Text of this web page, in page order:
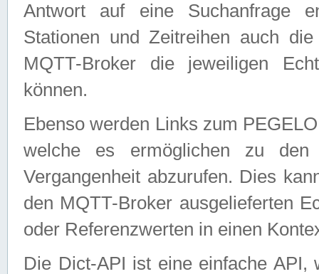
Antwort auf eine Suchanfrage
Stationen und Zeitreihen auch
MQTT-Broker die jeweiligen
können.
Ebenso werden Links zum
welche es ermöglichen zu den
Vergangenheit abzurufen. Dies
den MQTT-Broker ausgelieferten
oder Referenzwerten in einen
Die Dict-API ist eine einfache API,